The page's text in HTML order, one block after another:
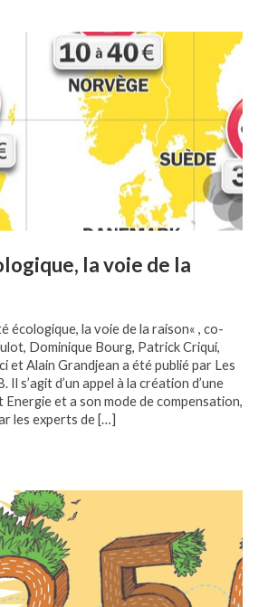
la voie de la
écologique, la voie de la raison« , co-
Dominique Bourg, Patrick Criqui,
et Alain Grandjean a été publié par Les
Il s’agit d’un appel à la création d’une
et a son mode de compensation,
les experts de […]